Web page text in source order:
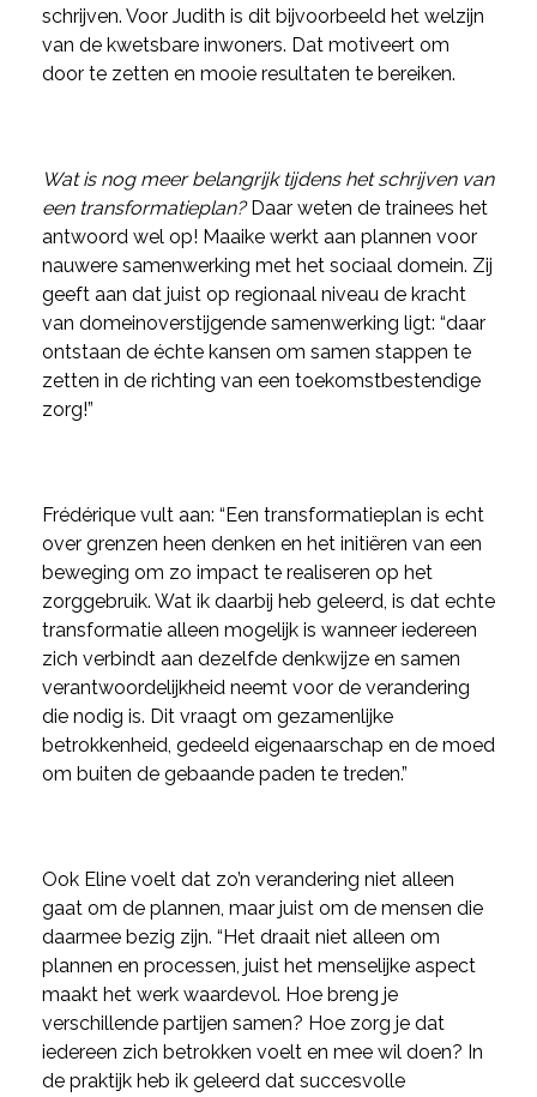
schrijven. Voor Judith is dit bijvoorbeeld het welzijn
van de kwetsbare inwoners. Dat motiveert om
door te zetten en mooie resultaten te bereiken.
Wat is nog meer belangrijk tijdens het schrijven van
een transformatieplan?Daar weten de trainees het
antwoord wel op! Maaike werkt aan plannen voor
nauwere samenwerking met het sociaal domein. Zij
geeft aan dat juist op regionaal niveau de kracht
van domeinoverstijgende samenwerking ligt: “daar
ontstaan de échte kansen om samen stappen te
zetten in de richting van een toekomstbestendige
zorg!”
Frédérique vult aan: “Een transformatieplan is echt
over grenzen heen denken en het initiëren van een
beweging om zo impact te realiseren op het
zorggebruik. Wat ik daarbij heb geleerd, is dat echte
transformatie alleen mogelijk is wanneer iedereen
zich verbindt aan dezelfde denkwijze en samen
verantwoordelijkheid neemt voor de verandering
die nodig is. Dit vraagt om gezamenlijke
betrokkenheid, gedeeld eigenaarschap en de moed
om buiten de gebaande paden te treden.”
Ook Eline voelt dat zo’n verandering niet alleen
gaat om de plannen, maar juist om de mensen die
daarmee bezig zijn. “Het draait niet alleen om
plannen en processen, juist het menselijke aspect
maakt het werk waardevol. Hoe breng je
verschillende partijen samen? Hoe zorg je dat
iedereen zich betrokken voelt en mee wil doen? In
de praktijk heb ik geleerd dat succesvolle